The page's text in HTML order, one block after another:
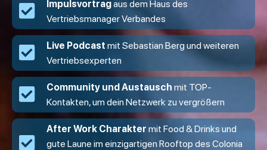
Impulsvortragaus dem Haus des
Vertriebsmanager Verbandes
Live Podcast mit Sebastian Berg und weiteren
Vertriebsexperten
Community und Austausch mit TOP-
Kontakten, um dein Netzwerk zu vergrößern
After Work Charakter mit Food & Drinks und
gute Laune im einzigartigen Rooftop des Colonia